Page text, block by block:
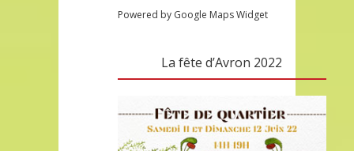
Powered by Google Maps Widget
La fête d’Avron 2022